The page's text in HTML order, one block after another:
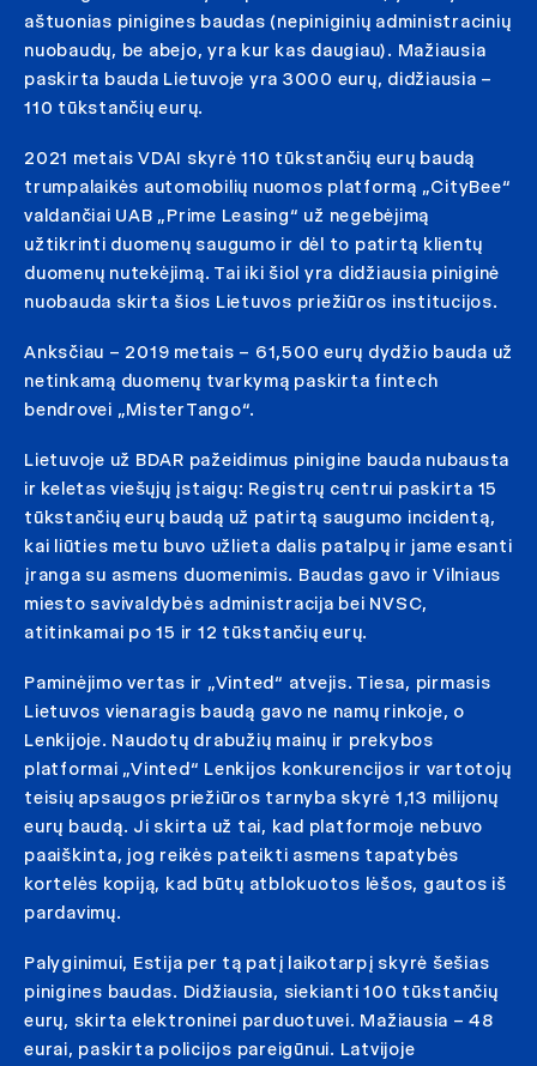
aštuonias pinigines baudas (nepiniginių administracinių
nuobaudų, be abejo, yra kur kas daugiau). Mažiausia
paskirta bauda Lietuvoje yra 3000 eurų, didžiausia –
110 tūkstančių eurų.
2021 metais VDAI skyrė 110 tūkstančių eurų baudą
trumpalaikės automobilių nuomos platformą „CityBee“
valdančiai UAB „Prime Leasing“ už negebėjimą
užtikrinti duomenų saugumo ir dėl to patirtą klientų
duomenų nutekėjimą. Tai iki šiol yra didžiausia piniginė
nuobauda skirta šios Lietuvos priežiūros institucijos.
Anksčiau – 2019 metais – 61,500 eurų dydžio bauda už
netinkamą duomenų tvarkymą paskirta fintech
bendrovei „MisterTango“.
Lietuvoje už BDAR pažeidimus pinigine bauda nubausta
ir keletas viešųjų įstaigų: Registrų centrui paskirta 15
tūkstančių eurų baudą už patirtą saugumo incidentą,
kai liūties metu buvo užlieta dalis patalpų ir jame esanti
įranga su asmens duomenimis. Baudas gavo ir Vilniaus
miesto savivaldybės administracija bei NVSC,
atitinkamai po 15 ir 12 tūkstančių eurų.
Paminėjimo vertas ir „Vinted“ atvejis. Tiesa, pirmasis
Lietuvos vienaragis baudą gavo ne namų rinkoje, o
Lenkijoje. Naudotų drabužių mainų ir prekybos
platformai „Vinted“ Lenkijos konkurencijos ir vartotojų
teisių apsaugos priežiūros tarnyba skyrė 1,13 milijonų
eurų baudą. Ji skirta už tai, kad platformoje nebuvo
paaiškinta, jog reikės pateikti asmens tapatybės
kortelės kopiją, kad būtų atblokuotos lėšos, gautos iš
pardavimų.
Palyginimui, Estija per tą patį laikotarpį skyrė šešias
pinigines baudas. Didžiausia, siekianti 100 tūkstančių
eurų, skirta elektroninei parduotuvei. Mažiausia – 48
eurai, paskirta policijos pareigūnui. Latvijoje